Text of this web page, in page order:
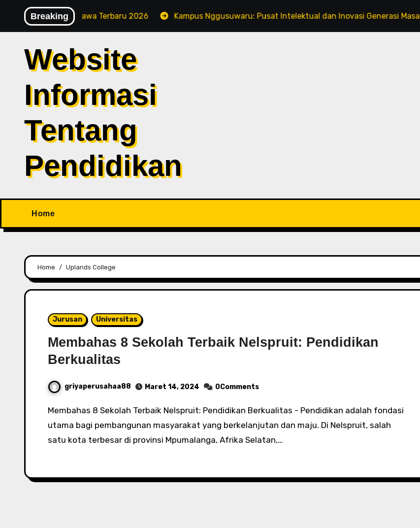
content
Breaking
Sumbawa Terbaru 2026 Kampus Nggusuwaru: Pusat Intelektual dan Inovasi Generasi Masa Depan
Website
Informasi
Tentang
Pendidikan
Home
Home Uplands College
Jurusan Universitas
Membahas 8 Sekolah Terbaik Nelspruit: Pendidikan
Berkualitas
griyaperusahaa88 Maret 14, 2024 0Comments
Membahas 8 Sekolah Terbaik Nelspruit: Pendidikan Berkualitas - Pendidikan adalah fondasi
utama bagi pembangunan masyarakat yang berkelanjutan dan maju. Di Nelspruit, salah
satu kota terbesar di provinsi Mpumalanga, Afrika Selatan,…